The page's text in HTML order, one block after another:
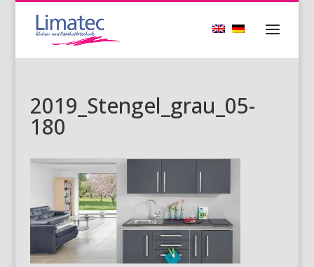
2019_Stengel_grau_05-
180